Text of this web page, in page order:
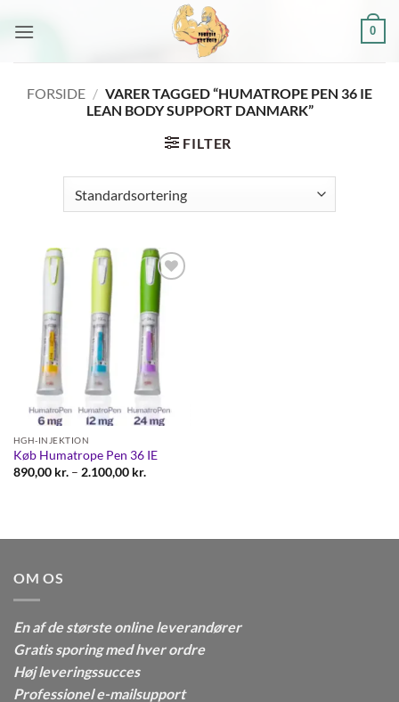
0
FORSIDE / VARER TAGGED “HUMATROPE PEN 36 IE
LEAN BODY SUPPORT DANMARK”
FILTER
Add to
wishlist
HGH-INJEKTION
Køb Humatrope Pen 36 IE
890,00 kr. – 2.100,00 kr.
OM OS
En af de største online leverandører
Gratis sporing med hver ordre
Høj leveringssucces
Professionel e-mailsupport